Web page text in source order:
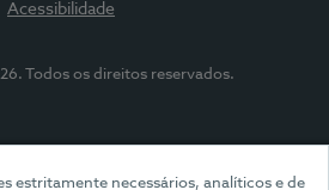
estritamente necessários, analíticos e de
Acessibilidade
Todos os direitos reservados.